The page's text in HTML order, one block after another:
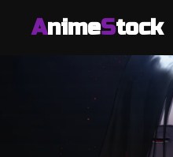
AnimeStock